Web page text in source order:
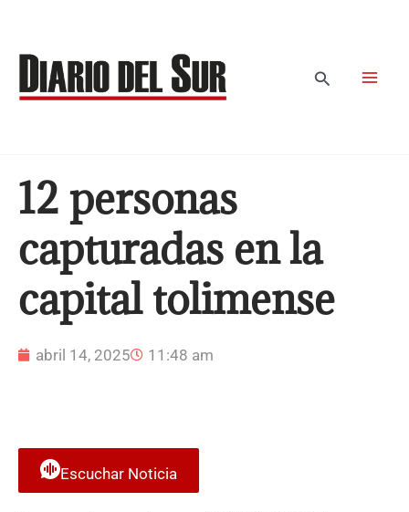
contenido
Buscar
12 personas
capturadas en la
capital tolimense
abril 14, 2025 11:48 am
Escuchar Noticia